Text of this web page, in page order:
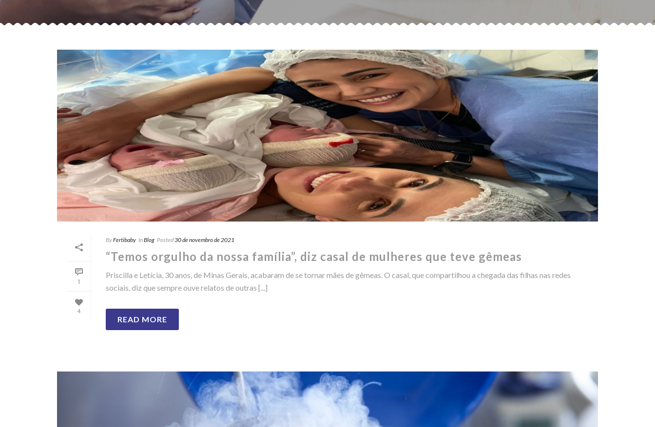
1
4
ByFertibaby InBlog Posted30 de novembro de 2021
“Temos orgulho da nossa família”, diz casal de mulheres que teve gêmeas
Priscilla e Letícia, 30 anos, de Minas Gerais, acabaram de se tornar mães de gêmeas. O casal, que compartilhou a chegada das filhas nas redes
sociais, diz que sempre ouve relatos de outras [...]
READ MORE